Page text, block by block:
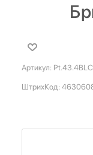
Артикул: Pt.43.4BLC
ШтрихКод: